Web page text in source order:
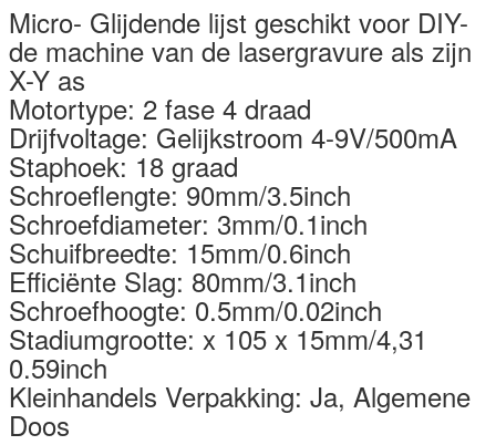
Micro- Glijdende lijst geschikt voor DIY-
de machine van de lasergravure als zijn
X-Y as
Motortype: 2 fase 4 draad
Drijfvoltage: Gelijkstroom 4-9V/500mA
Staphoek: 18 graad
Schroeflengte: 90mm/3.5inch
Schroefdiameter: 3mm/0.1inch
Schuifbreedte: 15mm/0.6inch
Efficiënte Slag: 80mm/3.1inch
Schroefhoogte: 0.5mm/0.02inch
Stadiumgrootte: x 105 x 15mm/4,31
0.59inch
Kleinhandels Verpakking: Ja, Algemene
Doos